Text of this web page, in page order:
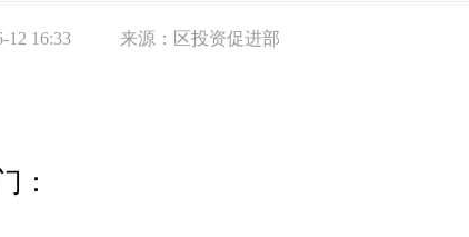
12 16:33 来源： 区投资促进部
：